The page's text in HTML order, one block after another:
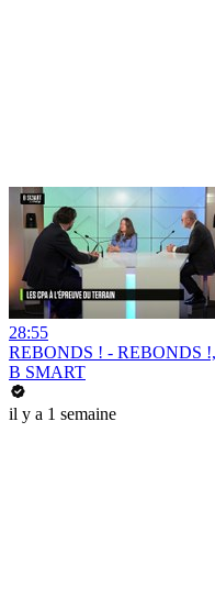
28:55
REBONDS ! - REBONDS
B SMART
il y a 1 semaine